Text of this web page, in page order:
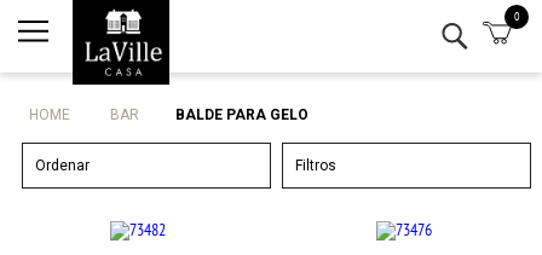
0
Minha conta
Lista de Presentes
Mesa
HOME BAR BALDE PARA GELO
Filtros
Ordenar